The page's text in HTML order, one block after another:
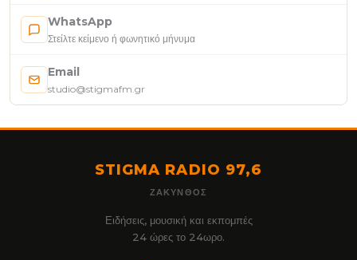
WhatsApp
Στείλτε κείμενο ή φωνητικό μήνυμα
Email
studio@stigmafm.gr
STIGMA RADIO 97,6
ΖΆΚΥΝΘΟΣ
Ειδήσεις, μουσική και εκπομπές
24 ώρες το 24ωρο.